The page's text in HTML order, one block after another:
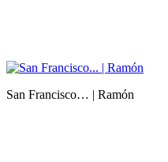
San Francisco… | Ramón